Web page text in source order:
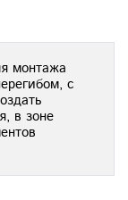
монтажа
с
в зоне